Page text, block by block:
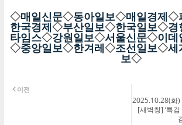
◇매일신문◇동아일보◇매일경제◇
한국경제◇부산일보◇한국일보◇경
타임스◇강원일보◇서울신문◇이데
◇중앙일보◇한겨레◇조선일보◇세
보◇
2025.10.28(화)
[새벽창] ‘특
이전